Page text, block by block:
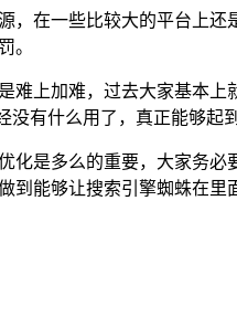
，在一些比较大的平台上
。
难上加难，过去大家基本
没有什么用了，真正能够起
化是多么的重要，大家务
到能够让搜索引擎蜘蛛在里